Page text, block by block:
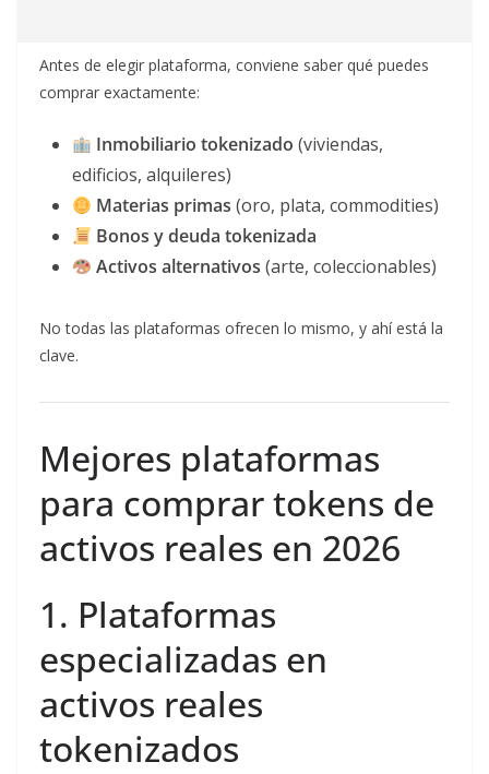
Antes de elegir plataforma, conviene saber qué puedes
comprar exactamente:
Inmobiliario tokenizado (viviendas,
edificios, alquileres)
Materias primas (oro, plata, commodities)
Bonos y deuda tokenizada
Activos alternativos (arte, coleccionables)
No todas las plataformas ofrecen lo mismo, y ahí está la
clave.
Mejores plataformas
para comprar tokens de
activos reales en 2026
1. Plataformas
especializadas en
activos reales
tokenizados